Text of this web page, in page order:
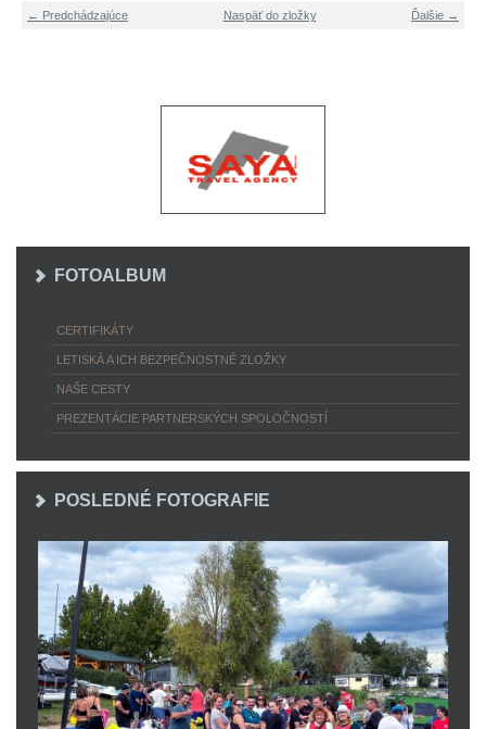
← Predchádzajúce Ďalšie →
Naspäť do zložky
FOTOALBUM
CERTIFIKÁTY
LETISKÁ A ICH BEZPEČNOSTNÉ ZLOŽKY
NAŠE CESTY
PREZENTÁCIE PARTNERSKÝCH SPOLOČNOSTÍ
POSLEDNÉ FOTOGRAFIE